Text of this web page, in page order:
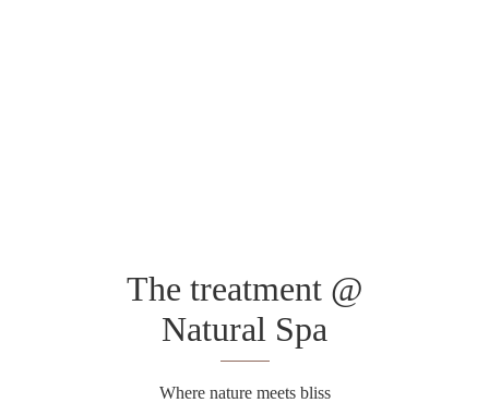
The treatment @
Natural Spa
Where nature meets bliss